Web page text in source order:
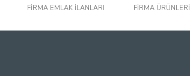
FİRMA EMLAK İLANLARI FİRMA ÜRÜNLERİ